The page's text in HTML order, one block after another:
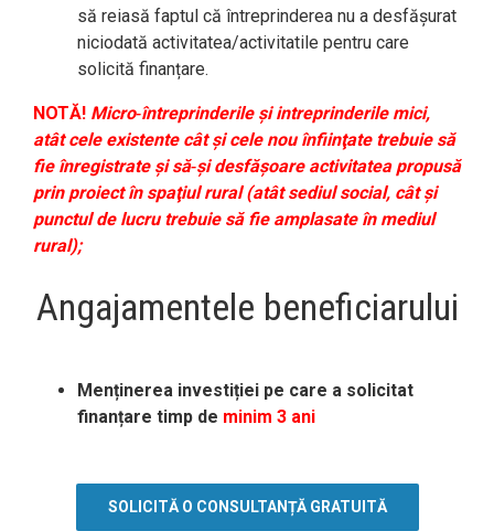
să reiasă faptul că întreprinderea nu a desfășurat
niciodată activitatea/activitatile pentru care
solicită finanțare.
NOTĂ! Micro‐întreprinderile şi intreprinderile mici,
atât cele existente cât şi cele nou înfiinţate trebuie să
fie înregistrate şi să‐şi desfăşoare activitatea propusă
prin proiect în spaţiul rural (atât sediul social, cât şi
punctul de lucru trebuie să fie amplasate în mediul
rural);
Angajamentele beneficiarului
Menținerea investiției pe care a solicitat
finanțare timp de minim 3 ani
SOLICITĂ O CONSULTANȚĂ GRATUITĂ